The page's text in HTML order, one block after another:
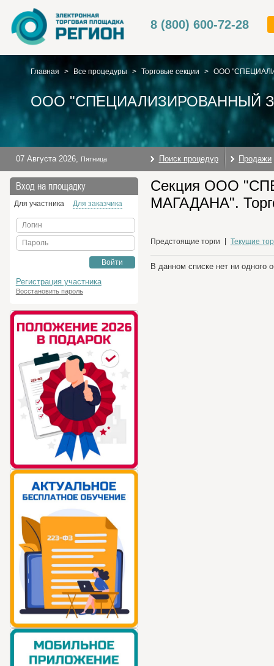
8 (800) 600-72-28
Главная > Все процедуры > Торговые секции > ООО
ООО "СПЕЦИАЛИЗИРОВАННЫЙ
07 Августа 2026, Пятница Поиск процедур Продажи
Вход на площадку
Для участника Для заказчика
Логин
Пароль
Войти
Регистрация участника
Восстановить пароль
Секция ООО
МАГАДАНА".
Предстоящие торги Текущие
В данном списке нет ни одного